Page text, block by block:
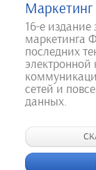
16-е издание
маркетинга
последних
сетей и
данных.